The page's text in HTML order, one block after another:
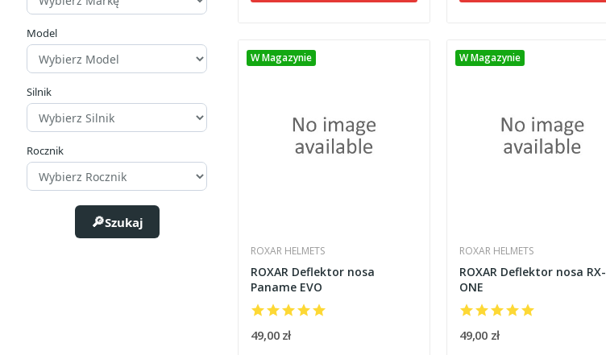
Model
Silnik
Rocznik
Szukaj
W Magazynie
ROXAR HELMETS
ROXAR Deflektor nosa
Paname EVO
49,00 zł
W Magazynie
ROXAR HELMETS
ROXAR Deflektor nosa RX-
ONE
49,00 zł